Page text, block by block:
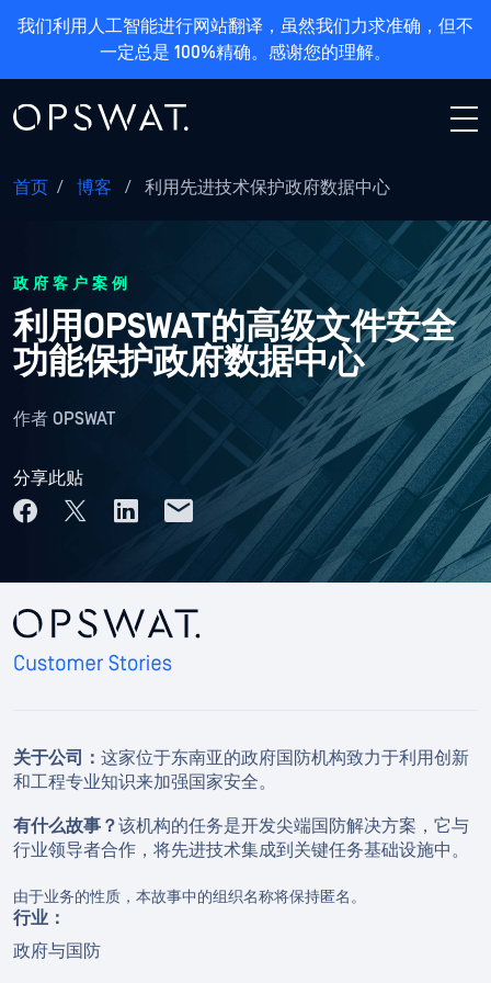
我们利用人工智能进行网站翻译，虽然我们力求准确，但不
一定总是 100%精确。感谢您的理解。
首页 / 博客 / 利用先进技术保护政府数据中心
政府客户案例
利用OPSWAT的高级文件安全
功能保护政府数据中心
作者 OPSWAT
分享此贴
关于公司： 这家位于东南亚的政府国防机构致力于利用创新
和工程专业知识来加强国家安全。
有什么故事？该机构的任务是开发尖端国防解决方案，它与
行业领导者合作，将先进技术集成到关键任务基础设施中。
由于业务的性质，本故事中的组织名称将保持匿名。
行业：
政府与国防